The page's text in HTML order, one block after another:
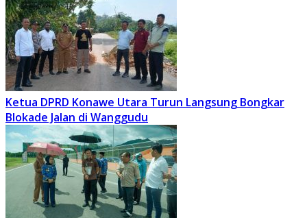
Ketua DPRD Konawe Utara Turun Langsung Bongkar
Blokade Jalan di Wanggudu